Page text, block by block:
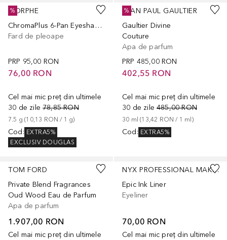
MORPHE
ChromaPlus 6-Pan Eyeshadow Palette
Fard de pleoape
PRP 95,00 RON
76,00 RON
Cel mai mic preț din ultimele
30 de zile 78,85 RON
7.5 g (10,13 RON / 1 g)
Cod : EXTRA5%
EXCLUSIV DOUGLAS
%
JEAN PAUL GAULTIER
Gaultier Divine
Couture
Apa de parfum
PRP 485,00 RON
402,55 RON
Cel mai mic preț din ultimele
30 de zile 485,00 RON
30 ml (13,42 RON / 1 ml )
Cod : EXTRA5%
%
TOM FORD
Private Blend Fragrances
Oud Wood Eau de Parfum
Apa de parfum
1.907,00 RON
Cel mai mic preț din ultimele
NYX PROFESSIONAL MAKEUP
Epic Ink Liner
Eyeliner
70,00 RON
Cel mai mic preț din ultimele